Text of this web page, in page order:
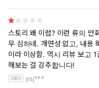
스토리 왜 이럼? 이런 류의 만
무 심하네. 개연성 없고, 내용
이라 이상함. 역시 리뷰 보고
해보는 걸 강추합니다!
ysj***